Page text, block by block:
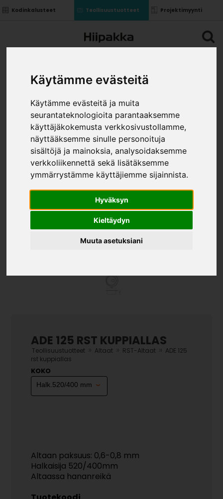
Käytämme evästeitä
Käytämme evästeitä ja muita
seurantateknologioita parantaaksemme
käyttäjäkokemusta verkkosivustollamme,
näyttääksemme sinulle personoituja
sisältöjä ja mainoksia, analysoidaksemme
verkkoliikennettä sekä lisätäksemme
ymmärrystämme käyttäjiemme sijainnista.
Hyväksyn
Kieltäydyn
Muuta asetuksiani
Kodinkalusteet Teollisuustuotteet Projektimyynti
ADE 125 RST KUPPIALLAS
Teollisuustuotteet Altaat RST-Altaat
ADE 125
rst kuppiallas
KOKO
Altaan paksuus: 0,6-0,8 mm
Halkaisija 520/400mm
Altaassa hananreikä